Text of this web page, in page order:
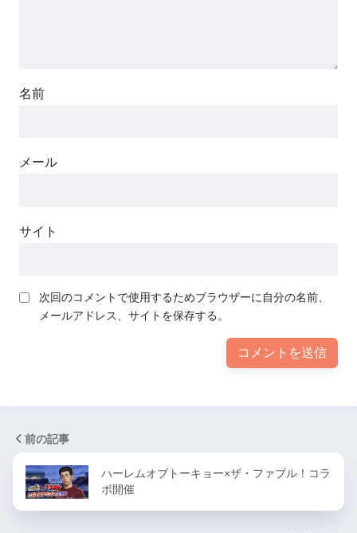
名前
メール
サイト
次回のコメントで使用するためブラウザーに自分の名前、
メールアドレス、サイトを保存する。
前の記事
ハーレムオブトーキョー×ザ・ファブル！コラ
ボ開催